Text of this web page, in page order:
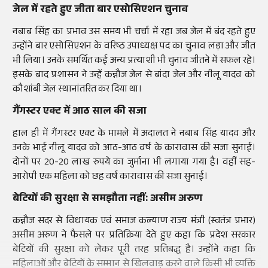
जेल में रहते हुए जीता बार एसोसिएशन चुनाव
नबाब सिंह का प्रभाव उस समय भी चर्चा में रहा जब जेल में बंद रहते हुए
उन्होंने बार एसोसिएशन के वरिष्ठ उपाध्यक्ष पद का चुनाव लड़ा और जीत
भी लिया। उनके समर्थित कई अन्य प्रत्याशी भी चुनाव जीतने में सफल रहे।
इसके बाद प्रशासन ने उन्हें कन्नौज जेल से बांदा जेल और नीलू यादव को
कौशांबी जेल स्थानांतरित कर दिया था।
गैंगस्टर एक्ट में आठ साल की सजा
हाल ही में गैंगस्टर एक्ट के मामले में अदालत ने नबाब सिंह यादव और
उनके भाई नीलू यादव को आठ-आठ वर्ष के कारावास की सजा सुनाई।
दोनों पर 20-20 लाख रुपये का जुर्माना भी लगाया गया है। वहीं सह-
आरोपी एक महिला को छह वर्ष कारावास की सजा सुनाई।
बेटियों की सुरक्षा से समझौता नहीं: असीम अरुण
कन्नौज सदर से विधायक एवं समाज कल्याण राज्य मंत्री (स्वतंत्र प्रभार)
असीम अरुण ने फैसले पर प्रतिक्रिया देते हुए कहा कि प्रदेश सरकार
बेटियों की सुरक्षा को लेकर पूरी तरह प्रतिबद्ध है। उन्होंने कहा कि